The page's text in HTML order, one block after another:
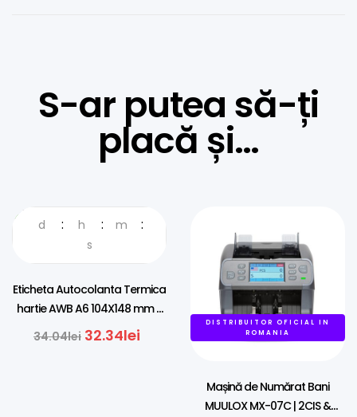
S-ar putea să-ți
placă și…
d h
m
s
Eticheta Autocolanta Termica
hartie AWB A6 104X148 mm –
500buc
34.04lei 32.34lei
DISTRIBUITOR OFICIAL IN
ROMANIA
Mașină de Numărat Bani
MUULOX MX-07C | 2CIS &